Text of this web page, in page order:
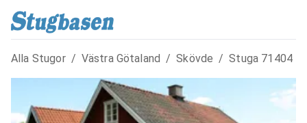
Alla Stugor / Västra Götaland / Skövde / Stuga 71404